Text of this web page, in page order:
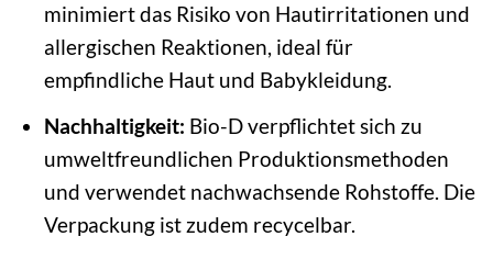
minimiert das Risiko von Hautirritationen und
allergischen Reaktionen, ideal für
empfindliche Haut und Babykleidung.
Nachhaltigkeit: Bio-D verpflichtet sich zu
umweltfreundlichen Produktionsmethoden
und verwendet nachwachsende Rohstoffe. Die
Verpackung ist zudem recycelbar.